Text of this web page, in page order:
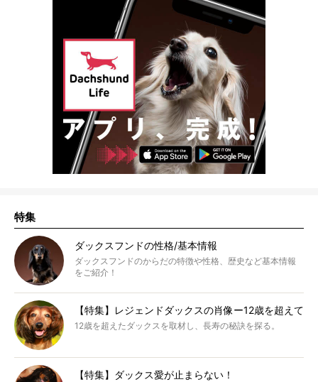
特集
ダックスフンドの性格/基本情報
ダックスフンドのからだの特徴や性格、歴史など基本情報
をご紹介！
【特集】レジェンドダックスの肖像ー12歳を超えて
12歳を超えたダックスを取材し、長寿の秘訣を探る。
【特集】ダックス愛が止まらない！